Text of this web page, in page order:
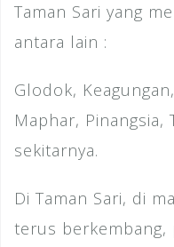
Taman Sari yang
antara lain :
Glodok,
Maphar, Pinangsia,
sekitarnya.
Di Taman Sari, di
terus berkembang,